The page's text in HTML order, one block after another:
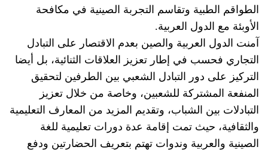
الطواقم الطبية وتقاسم التجربة الصينية في مكافحة
الأوبئة مع الدول العربية.
آمنت الدول العربية والصين بعدم الاقتصار على التبادل
التجاري فحسب في إطار تعزيز العلاقات الثنائية، بل أيضا
التركيز على دور التبادل الشعبي بين الطرفين لتحقيق
المنفعة المشتركة للشعبين، وخاصة من خلال تعزيز
التبادلات بين الشباب، وتقديم المزيد من المعارف التعليمية
والثقافية، حيث تمت إقامة عدة دورات تعليمية للغة
الصينية والعربية وندوات تهتم بتعريف الحضارتين ودفع